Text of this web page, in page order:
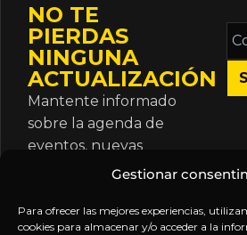
Gestionar
Para ofrecer las mejores experiencias,
cookies para almacenar y/o acceder a la
NO TE
PIERDAS
NINGUNA
ACTUALIZACIÓN
Mantente informado
sobre la agenda de
eventos, nuevas
publicaciones y
suscripción.
*